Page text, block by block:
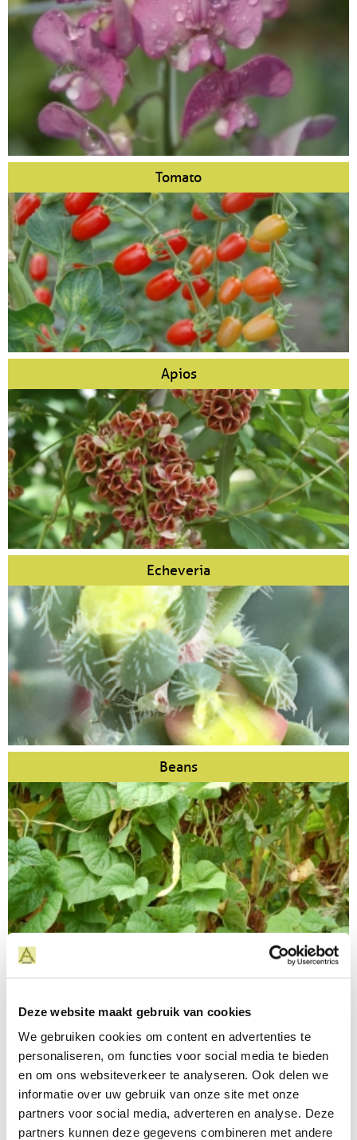
Deze website maakt gebruik van cookies
We gebruiken cookies om content en advertenties te
personaliseren, om functies voor social media te bieden
en om ons websiteverkeer te analyseren. Ook delen we
informatie over uw gebruik van onze site met onze
partners voor social media, adverteren en analyse. Deze
partners kunnen deze gegevens combineren met andere
Tomato
Apios
Echeveria
Beans